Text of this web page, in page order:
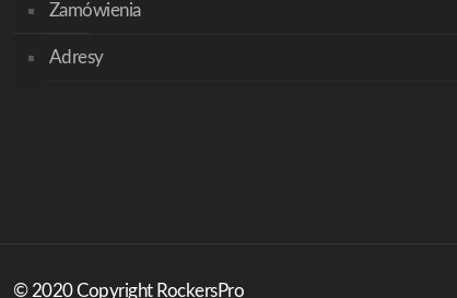
Zamówienia
Adresy
© 2020 Copyright RockersPro